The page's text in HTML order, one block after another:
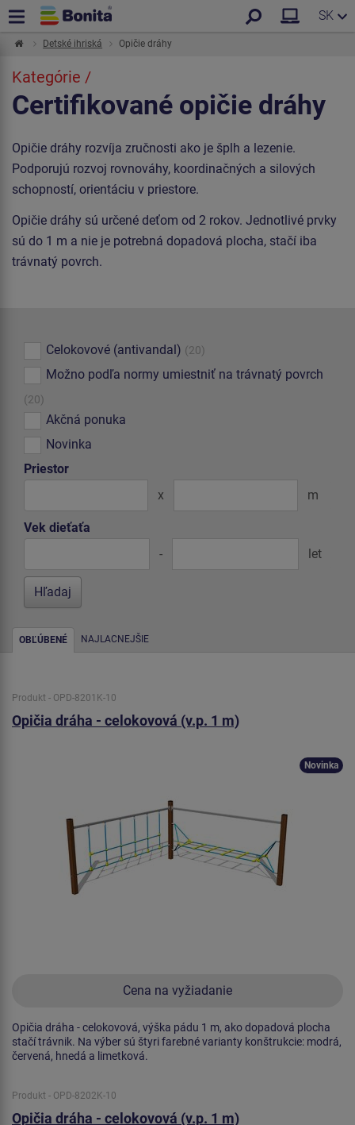
SK
Detské ihriská Opičie dráhy
Kategórie /
Certifikované opičie dráhy
Opičie dráhy rozvíja zručnosti ako je šplh a lezenie.
Podporujú rozvoj rovnováhy, koordinačných a silových
schopností, orientáciu v priestore.
Opičie dráhy sú určené deťom od 2 rokov. Jednotlivé prvky
sú do 1 m a nie je potrebná dopadová plocha, stačí iba
trávnatý povrch.
Celokovové (antivandal) (20)
Možno podľa normy umiestniť na trávnatý povrch
(20)
Akčná ponuka
Novinka
Priestor
x
m
Vek dieťaťa
-
let
OBĽÚBENÉ NAJLACNEJŠIE
Produkt - OPD-8201K-10
Opičia dráha - celokovová (v.p. 1 m)
Cena na vyžiadanie
Novinka
Opičia dráha - celokovová, výška pádu 1 m, ako dopadová plocha
stačí trávnik. Na výber sú štyri farebné varianty konštrukcie: modrá,
červená, hnedá a limetková.
Produkt - OPD-8202K-10
Opičia dráha - celokovová (v.p. 1 m)